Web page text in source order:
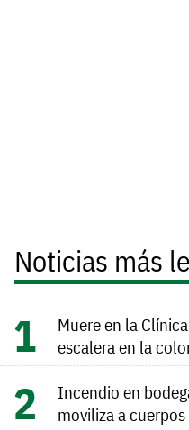
Noticias más
Muere en la
escalera en la
Incendio en
moviliza a